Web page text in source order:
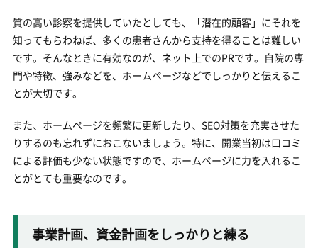
質の高い診察を提供していたとしても、「潜在的顧客」にそれを
知ってもらわねば、多くの患者さんから支持を得ることは難しい
です。そんなときに有効なのが、ネット上でのPRです。自院の専
門や特徴、強みなどを、ホームページなどでしっかりと伝えるこ
とが大切です。
また、ホームページを頻繁に更新したり、SEO対策を充実させた
りするのも忘れずにおこないましょう。特に、開業当初は口コミ
による評価も少ない状態ですので、ホームページに力を入れるこ
とがとても重要なのです。
事業計画、資金計画をしっかりと練る